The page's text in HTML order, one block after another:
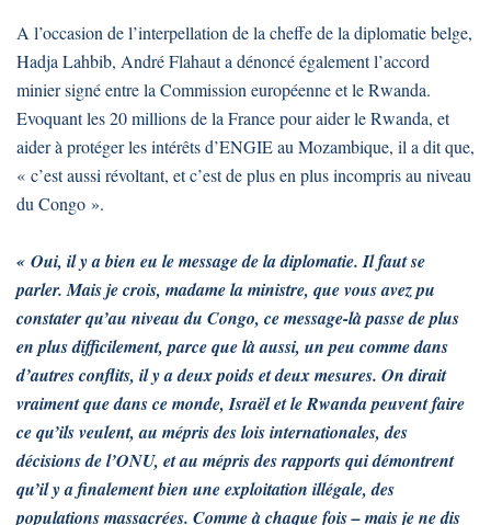
A l’occasion de l’interpellation de la cheffe de la diplomatie belge,
Hadja Lahbib, André Flahaut a dénoncé également l’accord
minier signé entre la Commission européenne et le Rwanda.
Evoquant les 20 millions de la France pour aider le Rwanda, et
aider à protéger les intérêts d’ENGIE au Mozambique, il a dit que,
« c’est aussi révoltant, et c’est de plus en plus incompris au niveau
du Congo ».
« Oui, il y a bien eu le message de la diplomatie. Il faut se
parler. Mais je crois, madame la ministre, que vous avez pu
constater qu’au niveau du Congo, ce message-là passe de plus
en plus difficilement, parce que là aussi, un peu comme dans
d’autres conflits, il y a deux poids et deux mesures. On dirait
vraiment que dans ce monde, Israël et le Rwanda peuvent faire
ce qu’ils veulent, au mépris des lois internationales, des
décisions de l’ONU, et au mépris des rapports qui démontrent
qu’il y a finalement bien une exploitation illégale, des
populations massacrées. Comme à chaque fois – mais je ne dis